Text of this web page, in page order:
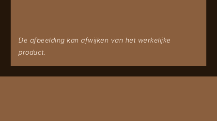
De afbeelding kan afwijken van het werkelijke
product.